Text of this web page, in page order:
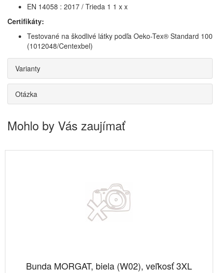
EN 14058 : 2017 / Trieda 1 1 x x
Certifikáty:
Testované na škodlivé látky podľa Oeko-Tex® Standard 100
(1012048/Centexbel)
Varianty
Otázka
Mohlo by Vás zaujímať
Bunda MORGAT, biela (W02), veľkosť 3XL